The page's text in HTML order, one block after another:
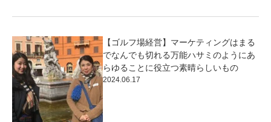
【ゴルフ場経営】マーケティングはまる
でなんでも切れる万能ハサミのようにあ
らゆることに役立つ素晴らしいもの
2024.06.17